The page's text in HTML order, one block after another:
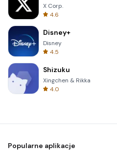
X Corp.
4.6
Disney+
Disney
4.5
Shizuku
Xingchen & Rikka
4.0
Popularne aplikacje